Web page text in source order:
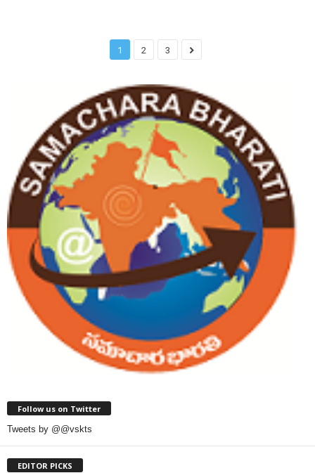
1 2 3
Follow us on Twitter
Tweets by @@vskts
EDITOR PICKS